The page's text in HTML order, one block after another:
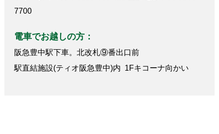
7700
電車でお越しの方：
阪急豊中駅下車。北改札⑨番出口前
駅直結施設(ティオ阪急豊中)内 1Fキコーナ向かい